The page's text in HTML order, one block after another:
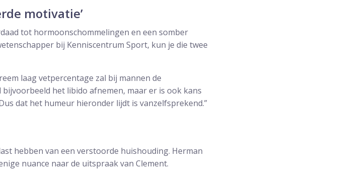
motivatie’
tot hormoonschommelingen en een somber
bij Kenniscentrum Sport, kun je die twee
laag vetpercentage zal bij mannen de
het libido afnemen, maar er is ook kans
dat het humeur hieronder lijdt is vanzelfsprekend.”
hebben van een verstoorde huishouding. Herman
nuance naar de uitspraak van Clement.